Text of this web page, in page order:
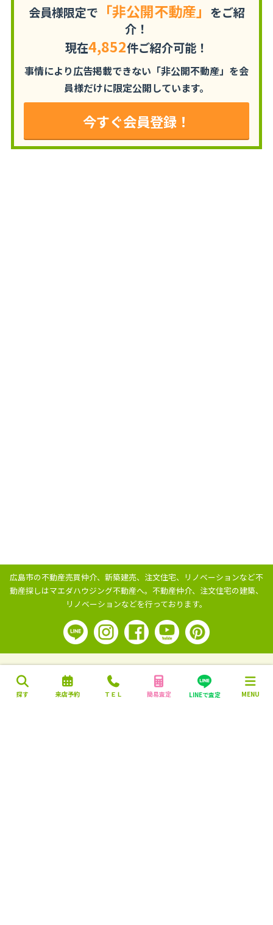
探す 来店予約 ＴＥＬ 簡易査定 LINEで査定 MENU
会員様限定で 「非公開不動産」 をご紹
介！
現在4,852件ご紹介可能！
事情により広告掲載できない「非公開不動産」を会
員様だけに限定公開しています。
今すぐ会員登録！
広島市の不動産売買仲介、新築建売、注文住宅、リノベーションなど不
動産探しはマエダハウジング不動産へ。 不動産仲介、注文住宅の建築、
リノベーションなどを行っております。